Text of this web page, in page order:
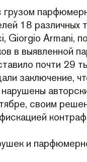
18 различных
Giorgio Armani,
в выявленной
почти 29
заключение,
своим
и